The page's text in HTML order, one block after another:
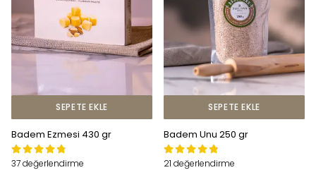
SEPETE EKLE
Badem Ezmesi 430 gr
37 değerlendirme
SEPETE EKLE
Badem Unu 250 gr
21 değerlendirme